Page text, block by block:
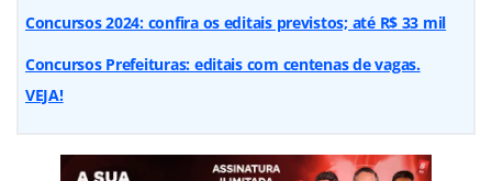
Concursos 2024: confira os editais previstos; até R$ 33 mil
Concursos Prefeituras: editais com centenas de vagas.
VEJA!